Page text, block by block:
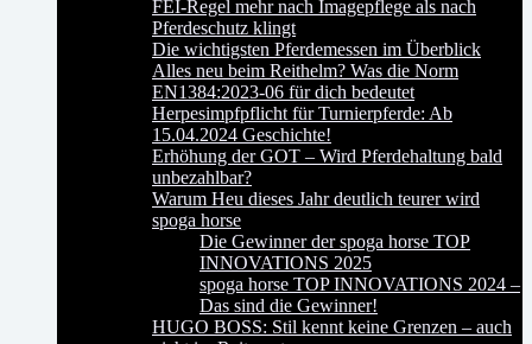
FEI-Regel mehr nach Imagepflege als nach
Pferdeschutz klingt
Die wichtigsten Pferdemessen im Überblick
Alles neu beim Reithelm? Was die Norm
EN1384:2023-06 für dich bedeutet
Herpesimpfpflicht für Turnierpferde: Ab
15.04.2024 Geschichte!
Erhöhung der GOT – Wird Pferdehaltung bald
unbezahlbar?
Warum Heu dieses Jahr deutlich teurer wird
spoga horse
Die Gewinner der spoga horse TOP
INNOVATIONS 2025
spoga horse TOP INNOVATIONS 2024 –
Das sind die Gewinner!
HUGO BOSS: Stil kennt keine Grenzen – auch